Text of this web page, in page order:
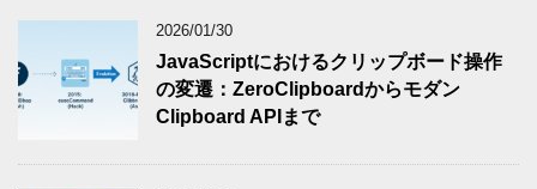
2026/01/30
JavaScriptにおけるクリップボード操作
の変遷：ZeroClipboardからモダン
Clipboard APIまで